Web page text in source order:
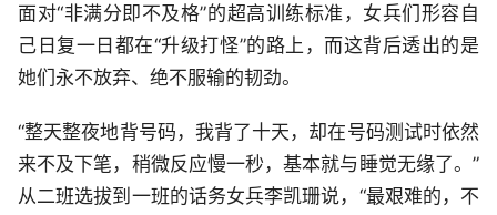
面对“非满分即不及格”的超高训练标准，女兵们形容自
己日复一日都在“升级打怪”的路上，而这背后透出的是
她们永不放弃、绝不服输的韧劲。
“整天整夜地背号码，我背了十天，却在号码测试时依然
来不及下笔，稍微反应慢一秒，基本就与睡觉无缘了。”
从二班选拔到一班的话务女兵李凯珊说，“最艰难的，不